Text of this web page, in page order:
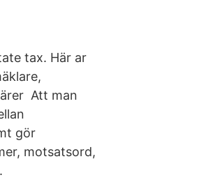
tax. Här ar
Att man
gör
motsatsord,